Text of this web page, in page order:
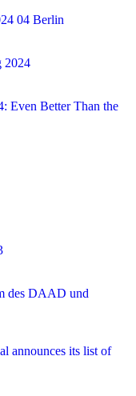
04 Berlin
2024
Even Better Than the
des DAAD und
announces its list of